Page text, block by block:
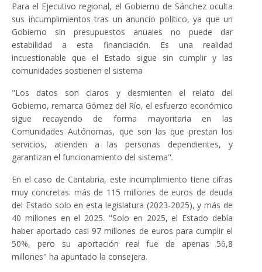
Para el Ejecutivo regional, el Gobierno de Sánchez oculta
sus incumplimientos tras un anuncio político, ya que un
Gobierno sin presupuestos anuales no puede dar
estabilidad a esta financiación. Es una realidad
incuestionable que el Estado sigue sin cumplir y las
comunidades sostienen el sistema
"Los datos son claros y desmienten el relato del
Gobierno, remarca Gómez del Río, el esfuerzo económico
sigue recayendo de forma mayoritaria en las
Comunidades Autónomas, que son las que prestan los
servicios, atienden a las personas dependientes, y
garantizan el funcionamiento del sistema".
En el caso de Cantabria, este incumplimiento tiene cifras
muy concretas: más de 115 millones de euros de deuda
del Estado solo en esta legislatura (2023-2025), y más de
40 millones en el 2025. "Solo en 2025, el Estado debía
haber aportado casi 97 millones de euros para cumplir el
50%, pero su aportación real fue de apenas 56,8
millones" ha apuntado la consejera.